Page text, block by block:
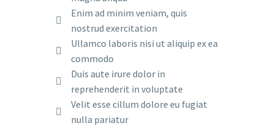
Enim ad minim veniam, quis
nostrud exercitation
Ullamco laboris nisi ut aliquip ex ea
commodo
Duis aute irure dolor in
reprehenderit in voluptate
Velit esse cillum dolore eu fugiat
nulla pariatur